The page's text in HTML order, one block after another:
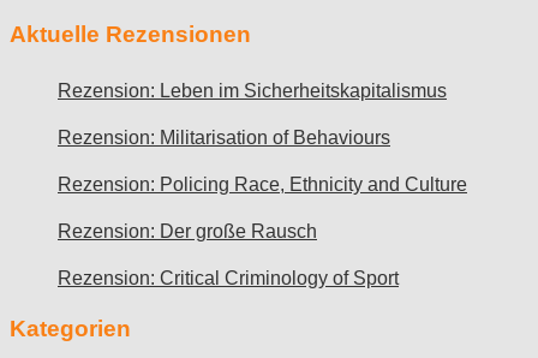
Aktuelle Rezensionen
Rezension: Leben im Sicherheitskapitalismus
Rezension: Militarisation of Behaviours
Rezension: Policing Race, Ethnicity and Culture
Rezension: Der große Rausch
Rezension: Critical Criminology of Sport
Kategorien